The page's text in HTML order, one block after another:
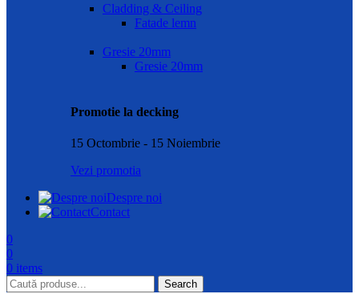
Cladding & Ceiling
Fatade lemn
Gresie 20mm
Gresie 20mm
Promotie la decking
15 Octombrie - 15 Noiembrie
Vezi promotia
Despre noi
Contact
0
0
0 items
Search